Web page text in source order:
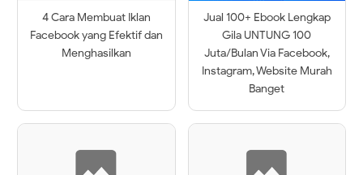
4 Cara Membuat Iklan
Facebook yang Efektif dan
Menghasilkan
Jual 100+ Ebook Lengkap
Gila UNTUNG 100
Juta/Bulan Via Facebook,
Instagram, Website Murah
Banget